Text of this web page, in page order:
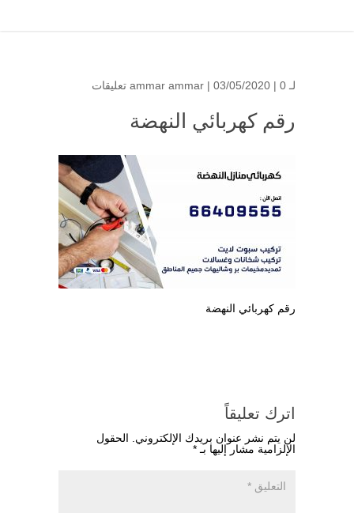
لـ ammar ammar | 03/05/2020 | 0 تعليقات
رقم كهربائي النهضة
رقم كهربائي النهضة
اترك تعليقاً
لن يتم نشر عنوان بريدك الإلكتروني.
الحقول
الإلزامية مشار إليها بـ *